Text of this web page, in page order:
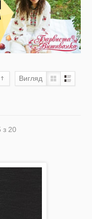
ЗЕМЛЯ, НЕБО,
Бісером/Нитками
Вигляд
з 20